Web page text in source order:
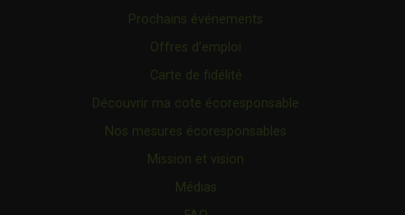
Prochains événements
Offres d’emploi
Carte de fidélité
Découvrir ma cote écoresponsable
Nos mesures écoresponsables
Mission et vision
Médias